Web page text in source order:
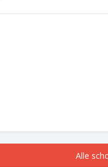
Alle